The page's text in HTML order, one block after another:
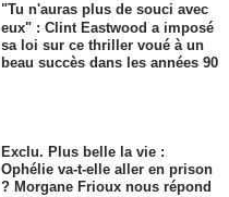
"Tu n'auras plus de souci avec
eux" : Clint Eastwood a imposé
sa loi sur ce thriller voué à un
beau succès dans les années 90
Exclu. Plus belle la vie :
Ophélie va-t-elle aller en prison
? Morgane Frioux nous répond